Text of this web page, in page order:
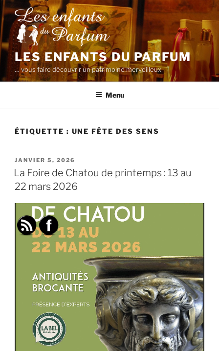
Aller
au
contenu
principal
LES ENFANTS DU PARFUM
… vous faire découvrir un patrimoine merveilleux
Menu
ÉTIQUETTE : UNE FÊTE DES SENS
PUBLIÉ
LE
JANVIER 5, 2026
La Foire de Chatou de printemps : 13 au
22 mars 2026